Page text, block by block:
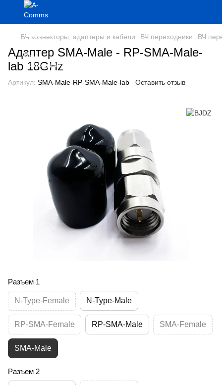
ВЧ коннекторы, адаптеры и кабели ВЧ переходники ВЧ
Адаптер SMA-Male - RP-SMA-Male-
lab 18GHz
Артикул: SMA-Male-RP-SMA-Male-lab Оставить отзыв
Разъем 1
N-Type-Female N-Type-Male
RP-SMA-Female RP-SMA-Male SMA-Female
SMA-Male
Разъем 2